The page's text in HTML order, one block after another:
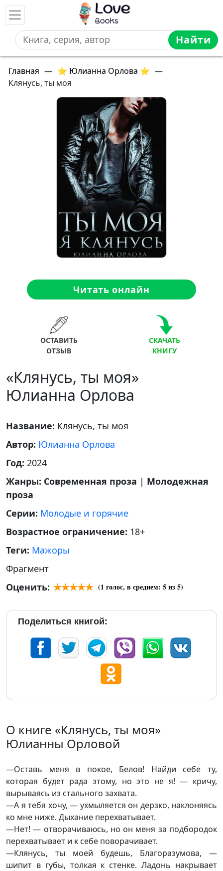
Найти
Главная — ⭐ Юлианна Орлова ⭐ —
Клянусь, ты моя
Читать онлайн
ОСТАВИТЬ
ОТЗЫВ
СКАЧАТЬ
КНИГУ
«Клянусь, ты моя»
Юлианна Орлова
Название: Клянусь, ты моя
Автор: Юлианна Орлова
Год: 2024
Жанры: Современная проза | Молодежная
проза
Серии: Молодые и горячие
Возрастное ограничение: 18+
Теги: Мажоры
Фрагмент
Оценить:
(1 голос, в среднем: 5из 5)
Поделиться книгой:
О книге «Клянусь, ты моя»
Юлианны Орловой
—Оставь меня в покое, Белов! Найди себе ту,
которая будет рада этому, но это не я! — кричу,
вырываясь из стального захвата.
—А я тебя хочу, — ухмыляется он дерзко, наклоняясь
ко мне ниже. Дыхание перехватывает.
—Нет! — отворачиваюсь, но он меня за подбородок
перехватывает и к себе поворачивает.
—Клянусь, ты моей будешь, Благоразумова, —
шипит в губы, толкая к стенке. Ладонь накрывает